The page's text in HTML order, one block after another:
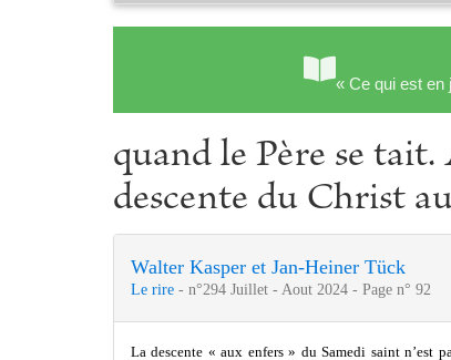
« Ce qui est en
quand le Père se
descente du Christ
Walter Kasper et Jan-Heiner Tück
Le rire - n°294 Juillet - Aout 2024 - Page n° 92
La descente « aux enfers » du Samedi saint n’est